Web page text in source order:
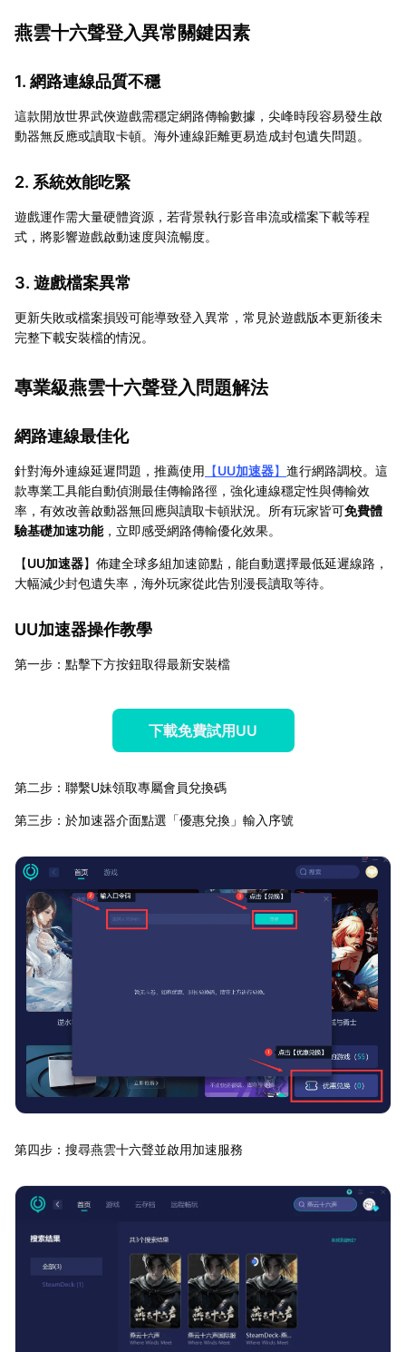
燕雲十六聲登入異常關鍵因素
1. 網路連線品質不穩
這款開放世界武俠遊戲需穩定網路傳輸數據，尖峰時段容易發生啟
動器無反應或讀取卡頓。海外連線距離更易造成封包遺失問題。
2. 系統效能吃緊
遊戲運作需大量硬體資源，若背景執行影音串流或檔案下載等程
式，將影響遊戲啟動速度與流暢度。
3. 遊戲檔案異常
更新失敗或檔案損毀可能導致登入異常，常見於遊戲版本更新後未
完整下載安裝檔的情況。
專業級燕雲十六聲登入問題解法
網路連線最佳化
針對海外連線延遲問題，推薦使用 【UU加速器】 進行網路調校。這
款專業工具能自動偵測最佳傳輸路徑，強化連線穩定性與傳輸效
率，有效改善啟動器無回應與讀取卡頓狀況。所有玩家皆可免費體
驗基礎加速功能，立即感受網路傳輸優化效果。
【UU加速器】佈建全球多組加速節點，能自動選擇最低延遲線路，
大幅減少封包遺失率，海外玩家從此告別漫長讀取等待。
UU加速器操作教學
第一步：點擊下方按鈕取得最新安裝檔
下載免費試用UU
第二步：聯繫U妹領取專屬會員兌換碼
第三步：於加速器介面點選「優惠兌換」輸入序號
第四步：搜尋燕雲十六聲並啟用加速服務